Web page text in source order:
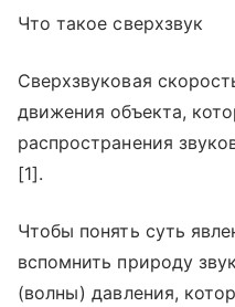
Что такое сверхзвук
Сверхзвуковая
движения объекта,
распространения
[1].
Чтобы понять суть
вспомнить природу
(волны) давления,